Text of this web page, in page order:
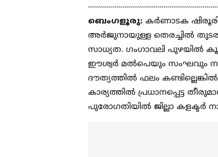
ബെം​ഗളൂരു: കർണാടക
അർജുനായുള്ള തെരച്ചിൽ
സാധ്യത. ഗം​ഗാവലി പുഴയില്‍
ഈശ്വർ മൽപെയും സംഘവും
ദൗത്യത്തില്‍ ഫലം
കാര്യത്തില്‍ പ്രധാനപ്പെട്ട
പുരോഗതിയിൽ ജില്ലാ കളക്ടർ